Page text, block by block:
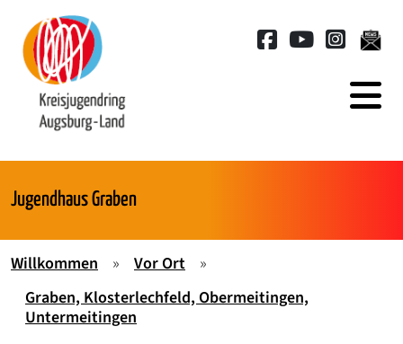
Springe zum Hauptinhalt der Seite
Jugendhaus Graben
Willkommen » Vor Ort
»
Graben, Klosterlechfeld, Obermeitingen,
Untermeitingen